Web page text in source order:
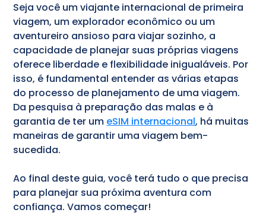
Seja você um viajante internacional de primeira
viagem, um explorador econômico ou um
aventureiro ansioso para viajar sozinho, a
capacidade de planejar suas próprias viagens
oferece liberdade e flexibilidade inigualáveis. Por
isso, é fundamental entender as várias etapas
do processo de planejamento de uma viagem.
Da pesquisa à preparação das malas e à
garantia de ter um eSIM internacional, há muitas
maneiras de garantir uma viagem bem-
sucedida.
Ao final deste guia, você terá tudo o que precisa
para planejar sua próxima aventura com
confiança. Vamos começar!